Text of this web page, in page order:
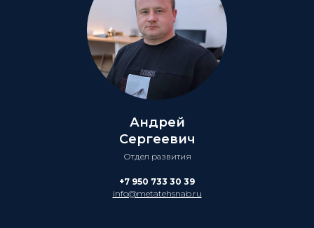
Андрей
Сергеевич
Отдел развития
+7 950 733 30 39
info@metatehsnab.ru